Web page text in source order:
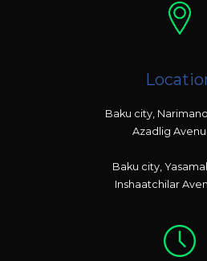
Baku city,
Azadlig
Baku city,
Inshaatchilar